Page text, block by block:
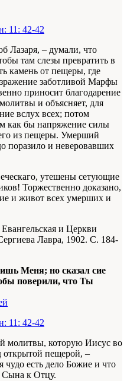
11: 42-42
Лазаря, – думали, что
там слезы превратить в
камень от пещеры, где
заботливой Марфы
приносит благодарение
и объясняет, для
вслух всех; потом
как бы напряжение силы
из пещеры. Умерший
поразило и неверовавших
утешены сетующие
Торжественно доказано,
и живот всех умерших и
и Церкви
Лавра, 1902. С. 184-
Меня; но сказал сие
поверили, что Ты
11: 42-42
молитвы, которую Иисус во
открытой пещерой, –
чудо есть дело Божие и что
Сына к Отцу.